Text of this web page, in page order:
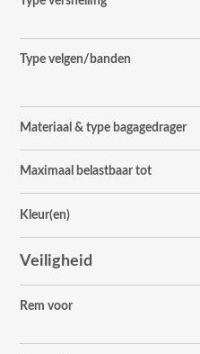
Type velgen/banden
Materiaal & type bagagedrager
Maximaal belastbaar tot
Kleur(en)
Veiligheid
Rem voor